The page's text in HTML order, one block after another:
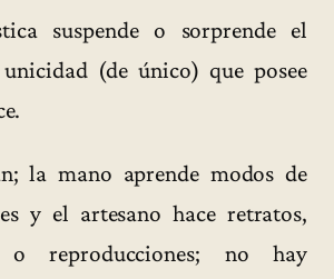
suspende o sorprende el
(de único) que posee
la mano aprende modos de
y el artesano hace retratos,
o reproducciones; no hay